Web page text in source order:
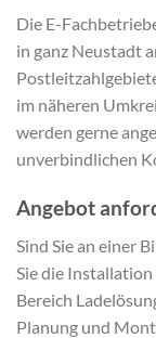
Die E-
in ganz Neustadt
im näheren
werden gerne
unverbindlichen
Angebot
Sind Sie an einer
Sie die
Bereich
Planung und